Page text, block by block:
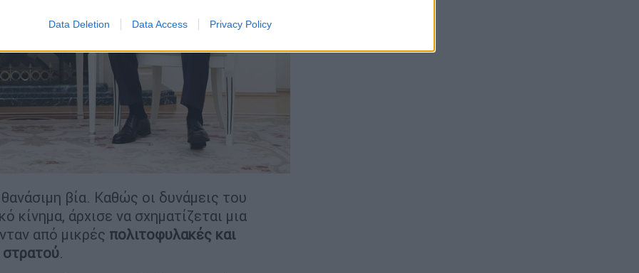
Data Deletion Data Access Privacy Policy
βία. Καθώς οι δυνάμεις του
κίνημα, άρχισε να σχηματίζεται μια
από μικρές πολιτοφυλακές και
στρατού.